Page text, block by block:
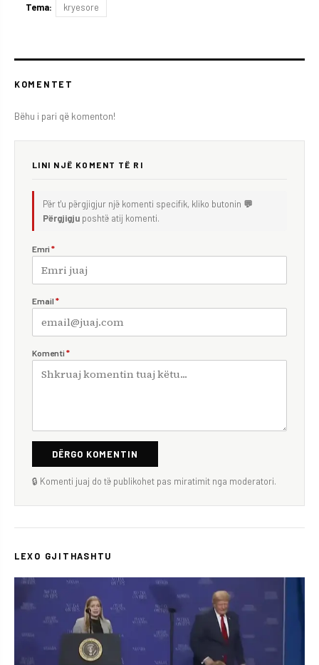
Tema: kryesore
KOMENTET
Bëhu i pari që komenton!
LINI NJË KOMENT TË RI
Për t'u përgjigjur një komenti specifik, kliko butonin 💬
Përgjigju poshtë atij komenti.
Emri *
Email *
Komenti *
DËRGO KOMENTIN
🔒 Komenti juaj do të publikohet pas miratimit nga moderatori.
LEXO GJITHASHTU